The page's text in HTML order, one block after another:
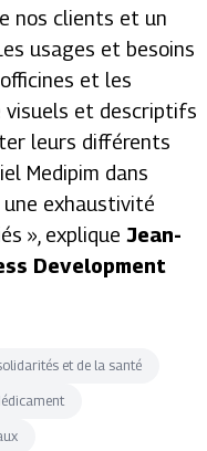
nos clients et un
usages et besoins
et les
visuels et descriptifs
leurs différents
Medipim dans
exhaustivité
», explique Jean-
Development
et de la santé